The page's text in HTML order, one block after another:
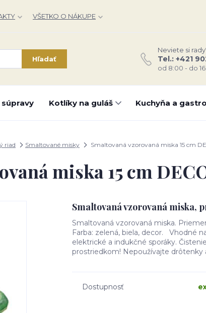
VŠETKO O NÁKUPE
Hľadať
Neviete si
Tel.: +421
od 8:00 - do
súpravy Kotlíky na guláš Kuchyňa a
riad Smaltované misky Smaltovaná vzorovaná miska 15 cm
miska 15 cm
Smaltovaná vzorovaná miska,
Smaltovaná vzorovaná miska.
Farba: zelená, biela, decor. Vhodné
elektrické a indukčné sporáky.
prostriedkom! Nepoužívajte drôtenky
Dostupnosť